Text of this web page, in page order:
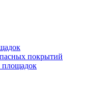
покрытий
площадок